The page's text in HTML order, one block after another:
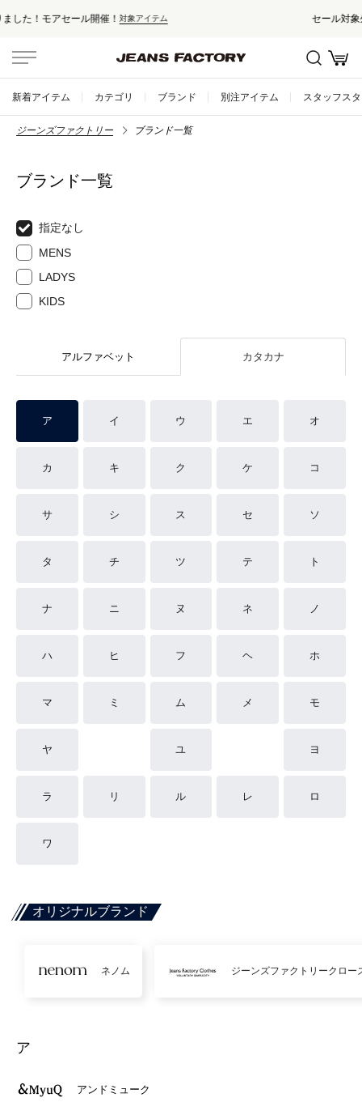
セール対象外アイテムは10%ポイント還元！
新着アイテム カテゴリ ブランド 別注アイテム スタッフス
ジーンズファクトリー ブランド一覧
ブランド一覧
指定なし
MENS
LADYS
KIDS
アルファベット カタカナ
ア イ ウ エ オ
カ キ ク ケ コ
サ シ ス セ ソ
タ チ ツ テ ト
ナ ニ ヌ ネ ノ
ハ ヒ フ ヘ ホ
マ ミ ム メ モ
ヤ ユ ヨ
ラ リ ル レ ロ
ワ
オリジナルブランド
ネノム ジーンズファクトリークロー
ア
アンドミューク